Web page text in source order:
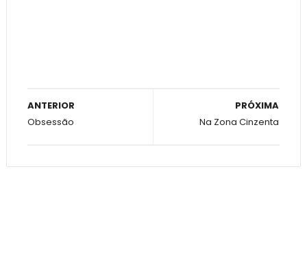
PRÓXIMA
Na Zona Cinzenta
ANTERIOR
Obsessão